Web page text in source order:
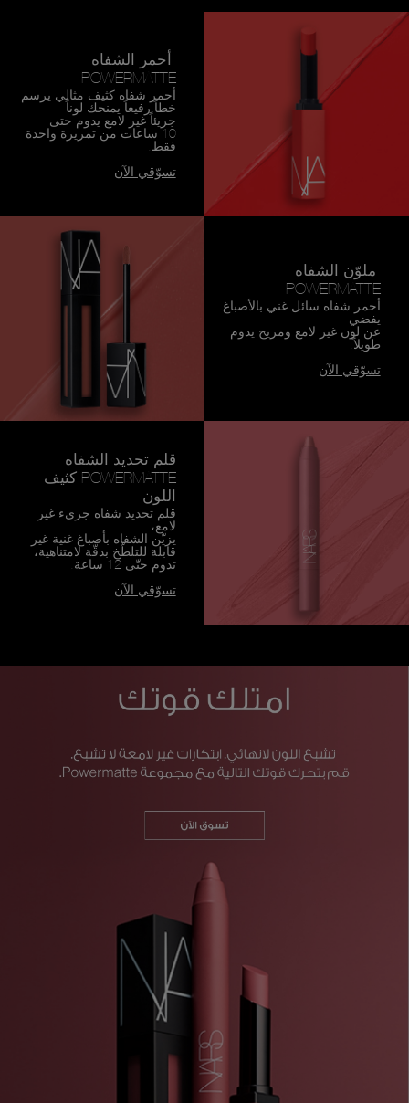
أحمر الشفاه
POWERMATTE
أحمر شفاه كثيف مثالي يرسم
خطاً رفيعاً يمنحك لوناً
جريئاً غير لامع يدوم حتى
10 ساعات من تمريرة واحدة
فقط.
تسوّقي الآن
ملوّن الشفاه
POWERMATTE
أحمر شفاه سائل غني بالأصباغ
يفضي
عن لون غير لامع ومريح يدوم
طويلاً.
تسوّقي الآن
قلم تحديد الشفاه
POWERMATTE كثيف
اللون
قلم تحديد شفاه جريء غير
لامع،
يزيّن الشفاه بأصباغ غنية غير
قابلة للتلطّخ بدقّة لامتناهية،
تدوم حتّى 12 ساعة.
تسوّقي الآن